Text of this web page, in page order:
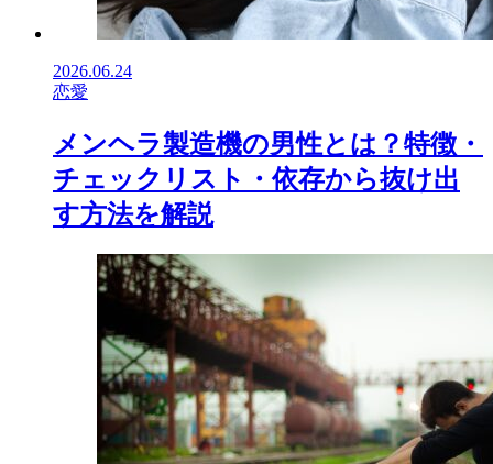
2026.06.24
恋愛
メンヘラ製造機の男性とは？特徴・
チェックリスト・依存から抜け出
す方法を解説